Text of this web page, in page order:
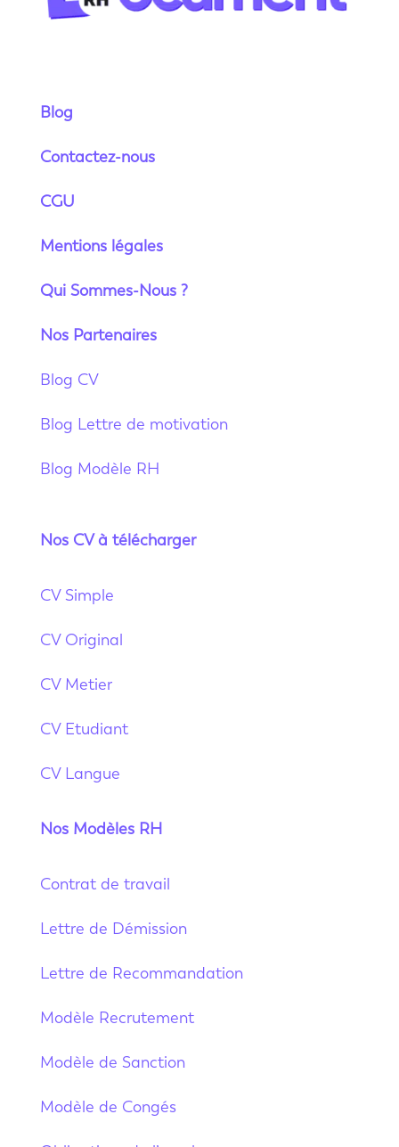
Blog
Contactez-nous
CGU
Mentions légales
Qui Sommes-Nous ?
Nos Partenaires
Blog CV
Blog Lettre de motivation
Blog Modèle RH
Nos CV à télécharger
CV Simple
CV Original
CV Metier
CV Etudiant
CV Langue
Nos Modèles RH
Contrat de travail
Lettre de Démission
Lettre de Recommandation
Modèle Recrutement
Modèle de Sanction
Modèle de Congés